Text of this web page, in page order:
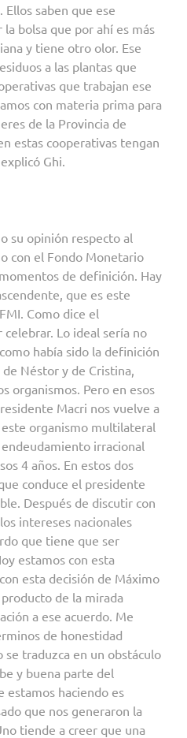
saben que ese
bolsa que por ahí es más
y tiene otro olor. Ese
a las plantas que
que trabajan ese
con materia prima para
de la Provincia de
estas cooperativas tengan
Ghi.
su opinión respecto al
con el Fondo Monetario
de definición. Hay
que es este
Como dice el
Lo ideal sería no
había sido la definición
Néstor y de Cristina,
organismos. Pero en esos
Macri nos vuelve a
organismo multilateral
irracional
4 años. En estos dos
conduce el presidente
Después de discutir con
intereses nacionales
que tiene que ser
estamos con esta
esta decisión de Máximo
de la mirada
a ese acuerdo. Me
de honestidad
traduzca en un obstáculo
y buena parte del
estamos haciendo es
que nos generaron la
tiende a creer que una